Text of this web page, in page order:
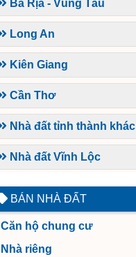
Bà Rịa - Vũng Tàu
Long An
Kiên Giang
Cần Thơ
Nhà đất tỉnh thành khác
Nhà đất Vĩnh Lộc
BÁN NHÀ ĐẤT
Căn hộ chung cư
Nhà riêng